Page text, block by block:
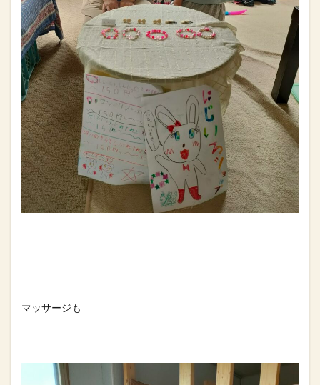
マッサージも⁡